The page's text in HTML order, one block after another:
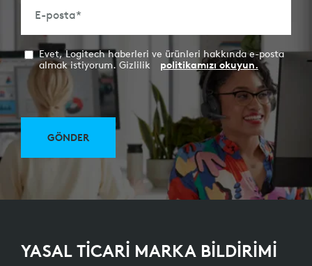
E-posta*
Evet, Logitech haberleri ve ürünleri hakkında e-posta
almak istiyorum. Gizlilik
politikamızı okuyun.
GÖNDER
YASAL TİCARİ MARKA BİLDİRİMİ